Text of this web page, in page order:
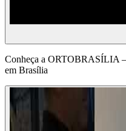
Conheça a ORTOBRASÍLIA
em Brasília